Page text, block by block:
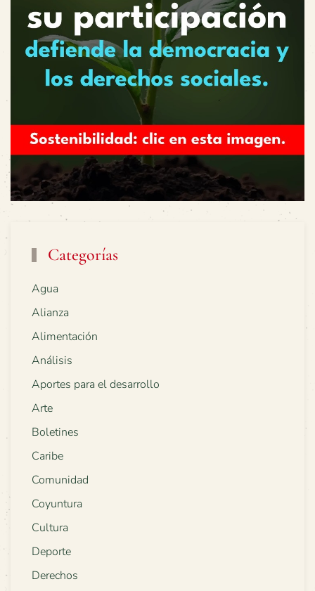
Categorías
Agua
Alianza
Alimentación
Análisis
Aportes para el desarrollo
Arte
Boletines
Caribe
Comunidad
Coyuntura
Cultura
Deporte
Derechos